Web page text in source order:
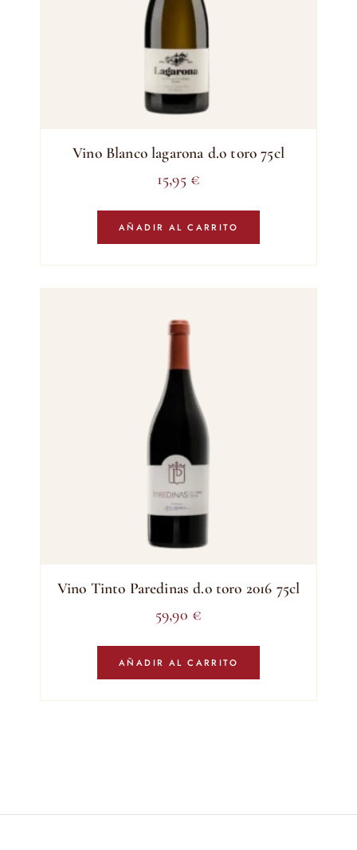
Vino Blanco lagarona d.o toro 75cl
15,95 €
AÑADIR AL CARRITO
Vino Tinto Paredinas d.o toro 2016 75cl
59,90 €
AÑADIR AL CARRITO